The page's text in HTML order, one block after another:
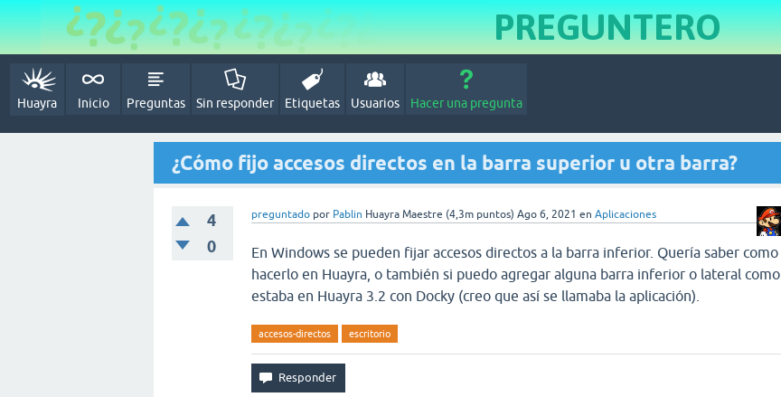
PREGUNTERO
Huayra Inicio Preguntas Sin responder Etiquetas Usuarios Hacer una pregunta
¿Cómo fijo accesos directos en la barra superior u otra barra?
4
0
preguntado por Pablin Huayra Maestre (4,3m puntos) Ago 6, 2021 en Aplicaciones
En Windows se pueden fijar accesos directos a la barra inferior. Quería saber como
hacerlo en Huayra, o también si puedo agregar alguna barra inferior o lateral como
estaba en Huayra 3.2 con Docky (creo que así se llamaba la aplicación).
accesos-directos escritorio